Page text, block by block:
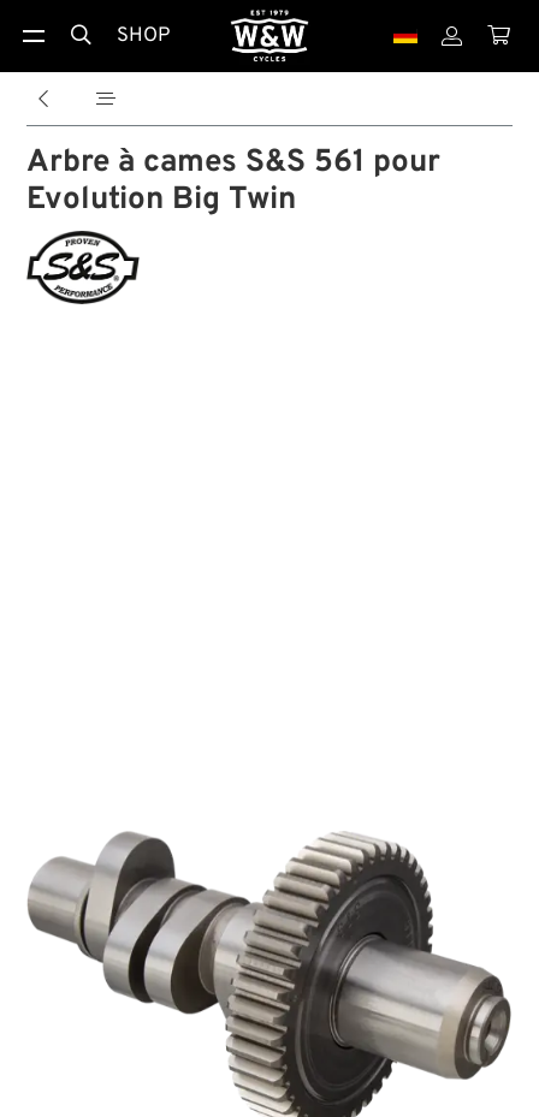
 SHOP  
 
Arbre à cames S&S 561 pour
Evolution Big Twin